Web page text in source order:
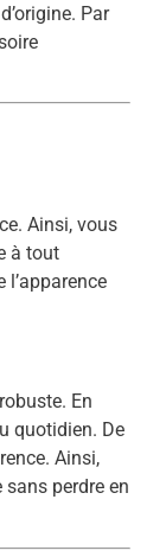
Par
Ainsi, vous
à tout
l’apparence
En
quotidien. De
Ainsi,
perdre en